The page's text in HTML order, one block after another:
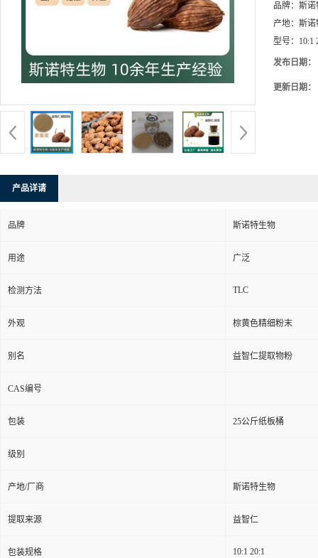
品牌： 斯诺
产地： 斯诺
型号： 10:1
发布日期：
更新日期：
产品详请
品牌 斯诺特生物
用途 广泛
检测方法 TLC
外观 棕黄色精细粉末
别名 益智仁提取物粉
CAS编号
包装 25公斤纸板桶
级别
产地/厂商 斯诺特生物
提取来源 益智仁
包装规格 10:1 20:1